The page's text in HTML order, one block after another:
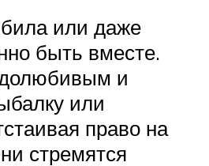
или даже
быть вместе.
и
или
право на
стремятся